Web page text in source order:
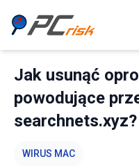
Jak usunąć
powodujące
searchnets.xyz?
WIRUS MAC